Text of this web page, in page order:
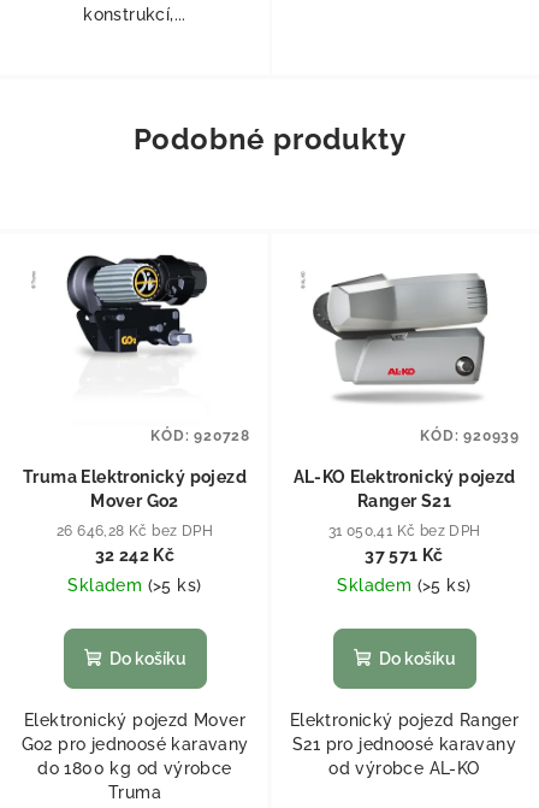
konstrukcí,...
Podobné produkty
Truma Elektronický pojezd
Mover Go2
26 646,28 Kč bez DPH
32 242 Kč
Skladem (>5 ks)
Do košíku
Elektronický pojezd Mover
Go2 pro jednoosé karavany
do 1800 kg od výrobce
Truma
KÓD:920728
AL-KO Elektronický pojezd
Ranger S21
31 050,41 Kč bez DPH
37 571 Kč
Skladem (>5 ks)
Do košíku
Elektronický pojezd Ranger
S21 pro jednoosé karavany
od výrobce AL-KO
KÓD:920939